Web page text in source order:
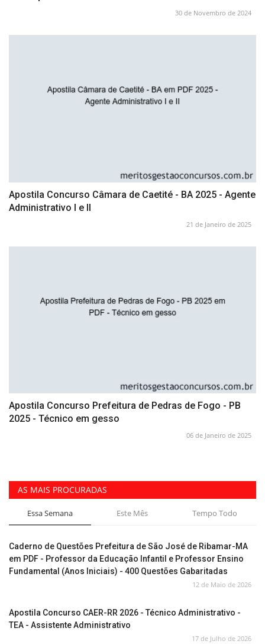
30 de Novembro de 2024
Apostila Concurso Câmara de Caetité - BA 2025 - Agente
Administrativo I e II
21 de Janeiro de 2025
Apostila Concurso Prefeitura de Pedras de Fogo - PB
2025 - Técnico em gesso
06 de Janeiro de 2025
AS MAIS PROCURADAS
Essa Semana Este Mês Tempo Todo
Caderno de Questões Prefeitura de São José de Ribamar-MA
em PDF - Professor da Educação Infantil e Professor Ensino
Fundamental (Anos Iniciais) - 400 Questões Gabaritadas
12 de Maio de 2026
Apostila Concurso CAER-RR 2026 - Técnico Administrativo -
TEA - Assistente Administrativo
17 de Julho de 2026